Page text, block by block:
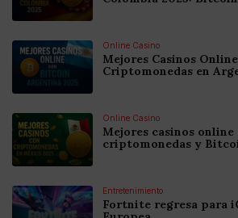
Online Casino
Mejores Casinos
Criptomonedas en
Online Casino
Mejores casinos online
criptomonedas y
Entretenimiento
Fortnite regresa para